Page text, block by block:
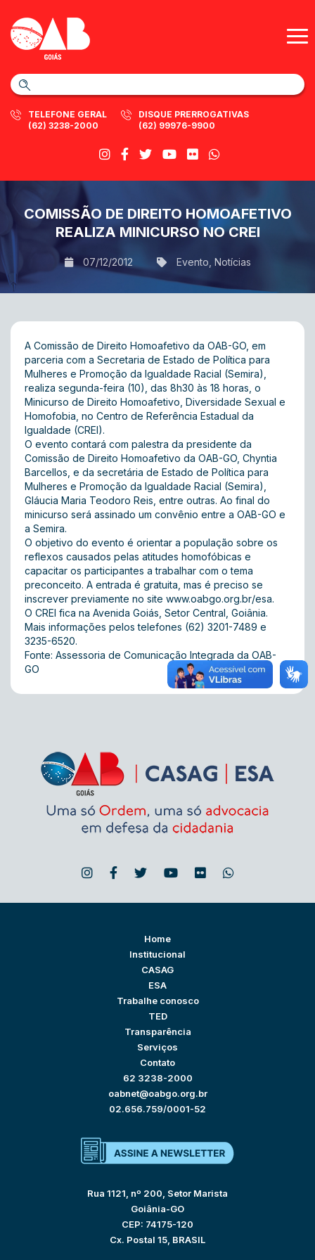
TELEFONE GERAL
(62) 3238-2000
DISQUE PRERROGATIVAS
(62) 99976-9900
COMISSÃO DE DIREITO HOMOAFETIVO
REALIZA MINICURSO NO CREI
07/12/2012 Evento Notícias
A Comissão de Direito Homoafetivo da OAB-GO, em
parceria com a Secretaria de Estado de Política para
Mulheres e Promoção da Igualdade Racial (Semira),
realiza segunda-feira (10), das 8h30 às 18 horas, o
Minicurso de Direito Homoafetivo, Diversidade Sexual e
Homofobia, no Centro de Referência Estadual da
Igualdade (CREI).
O evento contará com palestra da presidente da
Comissão de Direito Homoafetivo da OAB-GO, Chyntia
Barcellos, e da secretária de Estado de Política para
Mulheres e Promoção da Igualdade Racial (Semira),
Gláucia Maria Teodoro Reis, entre outras. Ao final do
minicurso será assinado um convênio entre a OAB-GO e
a Semira.
O objetivo do evento é orientar a população sobre os
reflexos causados pelas atitudes homofóbicas e
capacitar os participantes a trabalhar com o tema
preconceito. A entrada é gratuita, mas é preciso se
inscrever previamente no site www.oabgo.org.br/esa.
O CREI fica na Avenida Goiás, Setor Central, Goiânia.
Mais informações pelos telefones (62) 3201-7489 e
3235-6520.
Fonte: Assessoria de Comunicação Integrada da OAB-
GO
Home
Institucional
CASAG
ESA
Trabalhe conosco
TED
Transparência
Serviços
Contato
62 3238-2000
oabnet@oabgo.org.br
02.656.759/0001-52
Rua 1121, nº 200, Setor Marista
Goiânia-GO
CEP: 74175-120
Cx. Postal 15, BRASIL